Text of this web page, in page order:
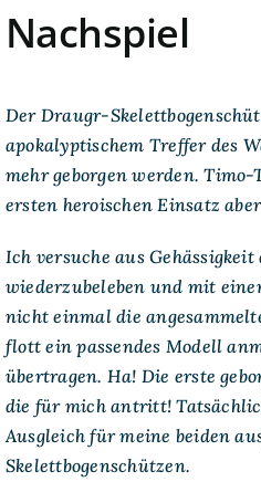
Nachspiel
Der Draugr-
apokalyptischem Treffer des
mehr geborgen werden.
ersten heroischen Einsatz
Ich versuche aus
wiederzubeleben und mit
nicht einmal die
flott ein passendes Modell
übertragen. Ha! Die erste
die für mich antritt!
Ausgleich für meine beiden
Skelettbogenschützen.